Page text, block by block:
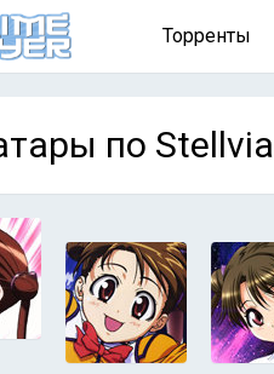
Торренты
по Stellvia